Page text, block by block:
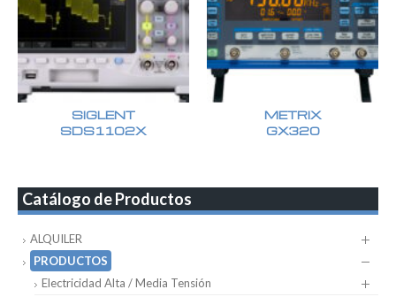
SIGLENT
SDS1102X
METRIX
GX320
Catálogo de Productos
ALQUILER
PRODUCTOS
Electricidad Alta / Media Tensión